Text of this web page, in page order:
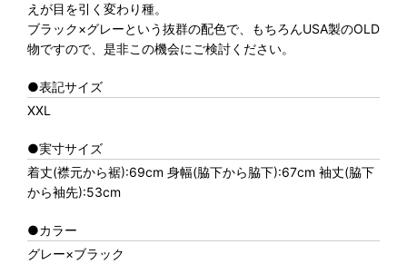
えが目を引く変わり種。
ブラック×グレーという抜群の配色で、もちろんUSA製のOLD
物ですので、是非この機会にご検討ください。
●表記サイズ
XXL
●実寸サイズ
着丈(襟元から裾):69cm 身幅(脇下から脇下):67cm 袖丈(脇下
から袖先):53cm
●カラー
グレー×ブラック